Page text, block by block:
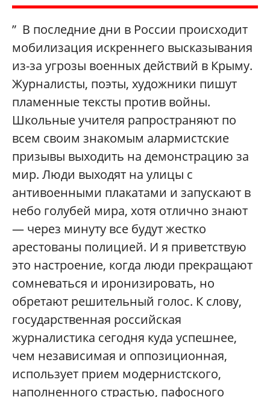
” В последние дни в России происходит
мобилизация искреннего высказывания
из-за угрозы военных действий в Крыму.
Журналисты, поэты, художники пишут
пламенные тексты против войны.
Школьные учителя рапространяют по
всем своим знакомым алармистские
призывы выходить на демонстрацию за
мир. Люди выходят на улицы с
антивоенными плакатами и запускают в
небо голубей мира, хотя отлично знают
— через минуту все будут жестко
арестованы полицией. И я приветствую
это настроение, когда люди прекращают
сомневаться и иронизировать, но
обретают решительный голос. К слову,
государственная российская
журналистика сегодня куда успешнее,
чем независимая и оппозиционная,
использует прием модернистского,
наполненного страстью, пафосного